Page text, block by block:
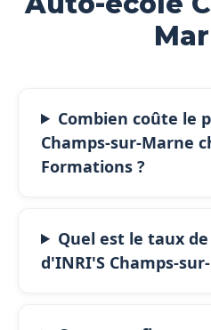
Combien coûte le
Champs-sur-Marne
Formations ?
Quel est le taux
d'INRI'S Champs-